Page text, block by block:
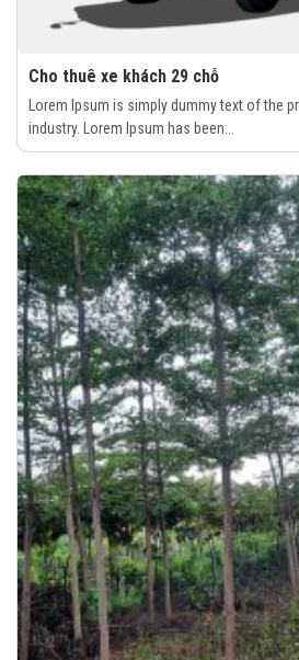
Cho thuê xe khách 29 chỗ
Lorem Ipsum is simply dummy text of the
industry. Lorem Ipsum has been...